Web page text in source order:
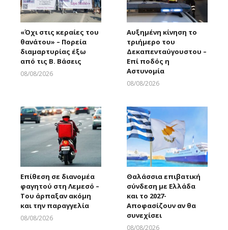
«Όχι στις κεραίες του
θανάτου» – Πορεία
διαμαρτυρίας έξω
από τις Β. Βάσεις
08/08/2026
Αυξημένη κίνηση το
τριήμερο του
Δεκαπενταύγουστου –
Επί ποδός η
Αστυνομία
08/08/2026
Επίθεση σε διανομέα
φαγητού στη Λεμεσό –
Του άρπαξαν ακόμη
και την παραγγελία
08/08/2026
Θαλάσσια επιβατική
σύνδεση με Ελλάδα
και το 2027-
Αποφασίζουν αν θα
συνεχίσει
08/08/2026